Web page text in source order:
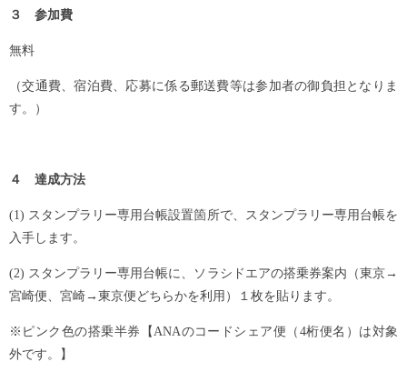
３ 参加費
無料
（交通費、宿泊費、応募に係る郵送費等は参加者の御負担となりま
す。）
４ 達成方法
(1) スタンプラリー専用台帳設置箇所で、スタンプラリー専用台帳を
入手します。
(2) スタンプラリー専用台帳に、ソラシドエアの搭乗券案内（東京→
宮崎便、宮崎→東京便どちらかを利用）１枚を貼ります。
※ピンク色の搭乗半券【ANAのコードシェア便（4桁便名）は対象
外です。】